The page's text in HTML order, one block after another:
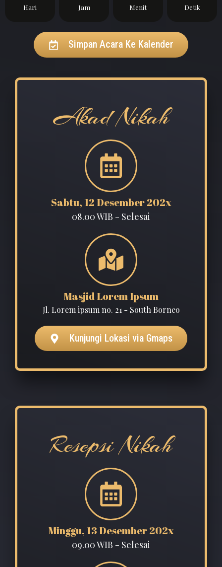
Hari Jam Menit Detik
Simpan Acara Ke Kalender
Akad Nikah
Sabtu, 12 Desember 202x
08.00 WIB - Selesai
Masjid Lorem Ipsum
Jl. Lorem ipsum no. 21 - South Borneo
Kunjungi Lokasi via Gmaps
Resepsi Nikah
Minggu, 13 Desember 202x
09.00 WIB - Selesai